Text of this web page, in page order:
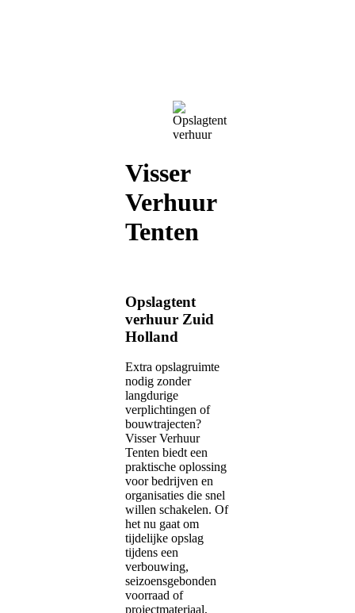
Visser
Verhuur
Tenten
Opslagtent
verhuur Zuid
Holland
Extra opslagruimte
nodig zonder
langdurige
verplichtingen of
bouwtrajecten?
Visser Verhuur
Tenten biedt een
praktische oplossing
voor bedrijven en
organisaties die snel
willen schakelen. Of
het nu gaat om
tijdelijke opslag
tijdens een
verbouwing,
seizoensgebonden
voorraad of
projectmateriaal,